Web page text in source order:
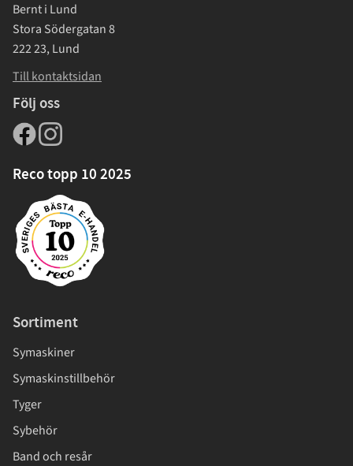
Bernt i Lund
Stora Södergatan 8
222 23, Lund
Till kontaktsidan
Följ oss
Reco topp 10 2025
Sortiment
Symaskiner
Symaskinstillbehör
Tyger
Sybehör
Band och resår